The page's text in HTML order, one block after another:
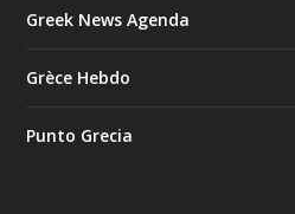
Greek News Agenda
Grèce Hebdo
Punto Grecia